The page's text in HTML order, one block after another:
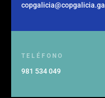
copgalicia@copgalicia.gal
TELÉFONO
981 534 049